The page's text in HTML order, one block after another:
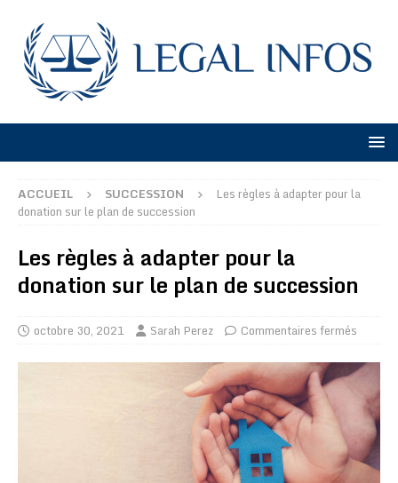
ACCUEIL SUCCESSION
Les règles à adapter pour la
donation sur le plan de succession
Les règles à adapter pour la
donation sur le plan de succession
octobre 30, 2021 Sarah Perez Commentaires fermés